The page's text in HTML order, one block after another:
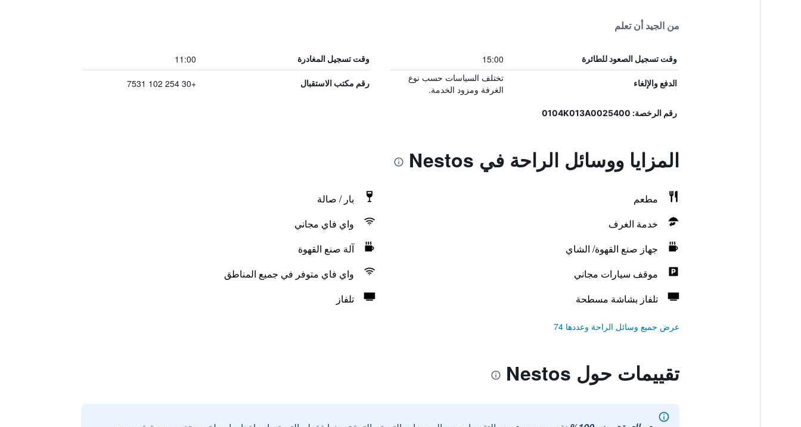
من الجيد أن تعلم
وقت تسجيل الصعود للطائرة 15:00 وقت تسجيل المغادرة 11:00
الدفع والإلغاء
تختلف السياسات حسب نوع
الغرفة ومزود الخدمة.
رقم مكتب الاستقبال +30 254 102 7531
رقم الرخصة: 0104Κ013Α0025400
المزايا ووسائل الراحة في Nestos
مطعم
بار / صالة
خدمة الغرف
واي فاي مجاني
جهاز صنع القهوة/ الشاي
آلة صنع القهوة
موقف سيارات مجاني
واي فاي متوفر في جميع المناطق
تلفاز بشاشة مسطحة
تلفاز
عرض جميع وسائل الراحة وعددها 74
تقييمات حول Nestos